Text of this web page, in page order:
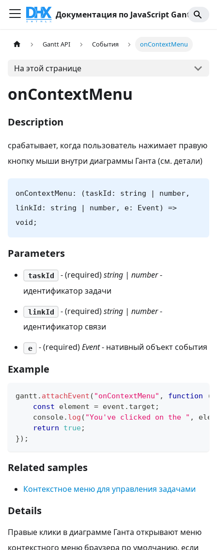
Документация по JavaScript Gantt
Gantt API События onContextMenu
На этой странице
onContextMenu
Description
срабатывает, когда пользователь нажимает правую
кнопку мыши внутри диаграммы Ганта (см. детали)
onContextMenu: (taskId: string | number,
linkId: string | number, e: Event) =>
void;
Parameters
taskId - (required)string | number-
идентификатор задачи
linkId - (required)string | number-
идентификатор связи
e - (required)Event- нативный объект события
Example
gantt . attachEvent ( "onContextMenu" , function (
const element = event . target ;
console. log ( "You've clicked on the " ,
return
true;
}) ;
Related samples
Контекстное меню для управления задачами
Details
Правые клики в диаграмме Ганта открывают меню
контекстного меню браузера по умолчанию, если